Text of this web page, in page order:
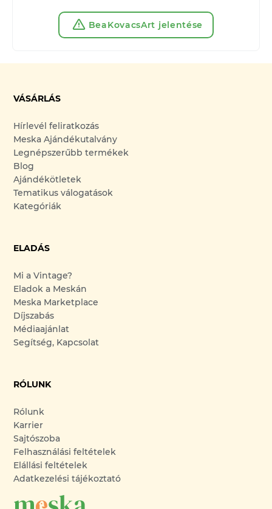
BeaKovacsArt jelentése
VÁSÁRLÁS
Hírlevél feliratkozás
Meska Ajándékutalvány
Legnépszerűbb termékek
Blog
Ajándékötletek
Tematikus válogatások
Kategóriák
ELADÁS
Mi a Vintage?
Eladok a Meskán
Meska Marketplace
Díjszabás
Médiaajánlat
Segítség, Kapcsolat
RÓLUNK
Rólunk
Karrier
Sajtószoba
Felhasználási feltételek
Elállási feltételek
Adatkezelési tájékoztató